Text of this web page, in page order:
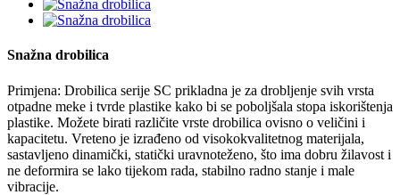
Snažna drobilica
Primjena: Drobilica serije SC prikladna je za drobljenje svih vrsta
otpadne meke i tvrde plastike kako bi se poboljšala stopa iskorištenja
plastike. Možete birati različite vrste drobilica ovisno o veličini i
kapacitetu. Vreteno je izrađeno od visokokvalitetnog materijala,
sastavljeno dinamički, statički uravnoteženo, što ima dobru žilavost i
ne deformira se lako tijekom rada, stabilno radno stanje i male
vibracije.